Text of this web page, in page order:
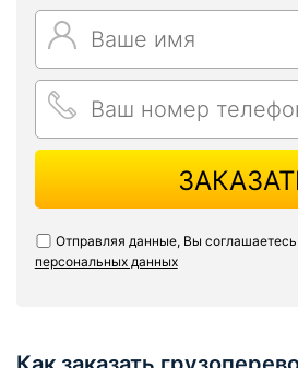
Отправляя данные, Вы соглашаетесь
персональных данных